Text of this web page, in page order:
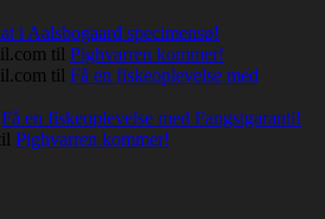
i Aalsbogaard specimensø!
til Pighvarren kommer!
til Få en fiskeoplevelse med
Få en fiskeoplevelse med Fangstgaranti!
Pighvarren kommer!